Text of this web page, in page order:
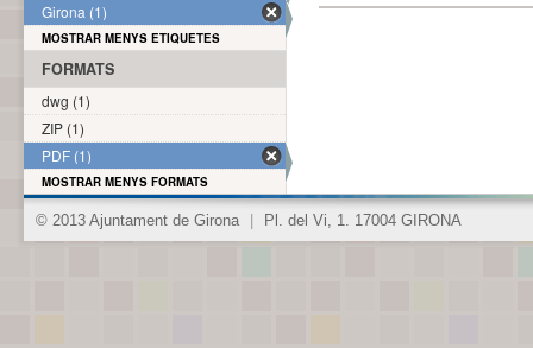
Girona (1)
MOSTRAR MENYS ETIQUETES
FORMATS
dwg (1)
ZIP (1)
PDF (1)
MOSTRAR MENYS FORMATS
© 2013 Ajuntament de Girona Pl. del Vi, 1. 17004 GIRONA